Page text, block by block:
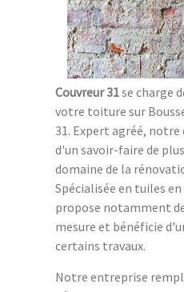
Couvreur 31se charge
votre toiture sur
31. Expert agréé,
d'un savoir-faire de
domaine de la
Spécialisée en tuiles
propose notamment
mesure et bénéficie
certains travaux.
Notre entreprise